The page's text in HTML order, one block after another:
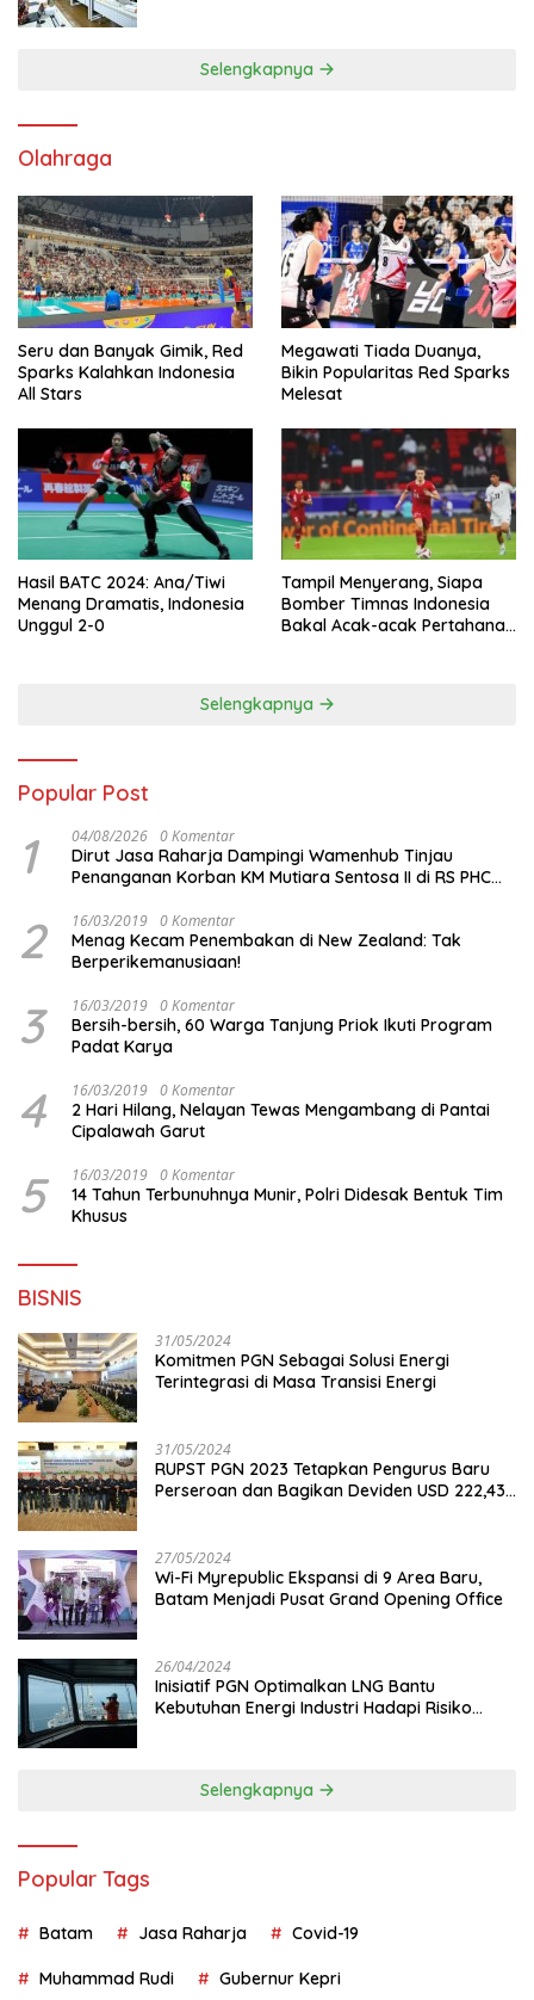
Selengkapnya
Olahraga
Seru dan Banyak Gimik, Red
Sparks Kalahkan Indonesia
All Stars
Megawati Tiada Duanya,
Bikin Popularitas Red Sparks
Melesat
Hasil BATC 2024: Ana/Tiwi
Menang Dramatis, Indonesia
Unggul 2-0
Tampil Menyerang, Siapa
Bomber Timnas Indonesia
Bakal Acak-acak Pertahanan
Selengkapnya
Popular Post
1 04/08/2026 0 Komentar
Dirut Jasa Raharja Dampingi Wamenhub Tinjau
Penanganan Korban KM Mutiara Sentosa II di RS PHC
2 16/03/2019 0 Komentar
Menag Kecam Penembakan di New Zealand: Tak
Berperikemanusiaan!
3 16/03/2019 0 Komentar
Bersih-bersih, 60 Warga Tanjung Priok Ikuti Program
Padat Karya
4 16/03/2019 0 Komentar
2 Hari Hilang, Nelayan Tewas Mengambang di Pantai
Cipalawah Garut
5 16/03/2019 0 Komentar
14 Tahun Terbunuhnya Munir, Polri Didesak Bentuk Tim
Khusus
BISNIS
31/05/2024
Komitmen PGN Sebagai Solusi Energi
Terintegrasi di Masa Transisi Energi
31/05/2024
RUPST PGN 2023 Tetapkan Pengurus Baru
Perseroan dan Bagikan Deviden USD 222,43
27/05/2024
Wi-Fi Myrepublic Ekspansi di 9 Area Baru,
Batam Menjadi Pusat Grand Opening Office
26/04/2024
Inisiatif PGN Optimalkan LNG Bantu
Kebutuhan Energi Industri Hadapi Risiko
Selengkapnya
Popular Tags
Batam Jasa Raharja Covid-19
Muhammad Rudi Gubernur Kepri